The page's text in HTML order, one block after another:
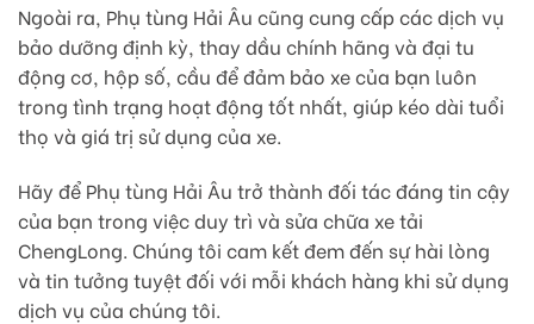
Ngoài ra, Phụ tùng Hải Âu cũng cung cấp các dịch vụ
bảo dưỡng định kỳ, thay dầu chính hãng và đại tu
động cơ, hộp số, cầu để đảm bảo xe của bạn luôn
trong tình trạng hoạt động tốt nhất, giúp kéo dài tuổi
thọ và giá trị sử dụng của xe.
Hãy để Phụ tùng Hải Âu trở thành đối tác đáng tin cậy
của bạn trong việc duy trì và sửa chữa xe tải
ChengLong. Chúng tôi cam kết đem đến sự hài lòng
và tin tưởng tuyệt đối với mỗi khách hàng khi sử dụng
dịch vụ của chúng tôi.